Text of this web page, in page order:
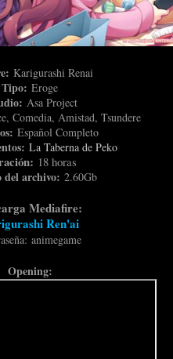
Karigurashi Renai
Tipo: Eroge
Asa Project
Comedia, Amistad, Tsundere
Español Completo
La Taberna de Peko
18 horas
del archivo: 2.60Gb
Mediafire:
Ren'ai
: animegame
Opening: